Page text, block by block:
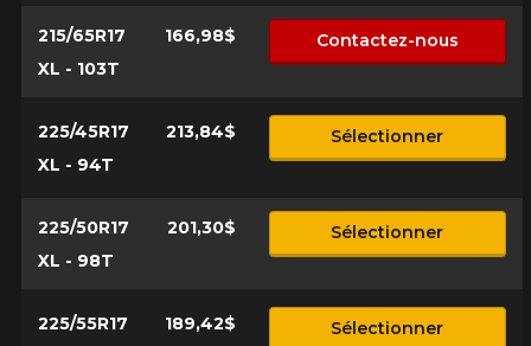
215/65R17
XL - 103T
166,98$ Contactez-nous
225/45R17
XL - 94T
213,84$ Sélectionner
225/50R17
XL - 98T
201,30$ Sélectionner
225/55R17
189,42$ Sélectionner